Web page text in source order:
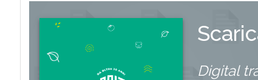
Digital